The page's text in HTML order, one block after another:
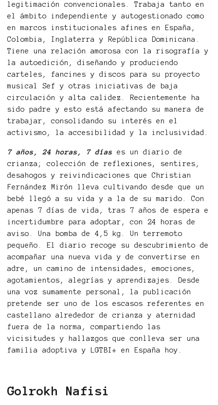
legitimación convencionales. Trabaja tanto en
el ámbito independiente y autogestionado como
en marcos institucionales afines en España,
Colombia, Inglaterra y República Dominicana.
Tiene una relación amorosa con la risografía y
la autoedición, diseñando y produciendo
carteles, fancines y discos para su proyecto
musical Sef y otras iniciativas de baja
circulación y alta calidez. Recientemente ha
sido padre y esto está afectando su manera de
trabajar, consolidando su interés en el
activismo, la accesibilidad y la inclusividad.
7 años, 24 horas, 7 días es un diario de
crianza; colección de reflexiones, sentires,
desahogos y reivindicaciones que Christian
Fernández Mirón lleva cultivando desde que un
bebé llegó a su vida y a la de su marido. Con
apenas 7 días de vida, tras 7 años de espera e
incertidumbre para adoptar, con 24 horas de
aviso. Una bomba de 4,5 kg. Un terremoto
pequeño. El diario recoge su descubrimiento de
acompañar una nueva vida y de convertirse en
adre, un camino de intensidades, emociones,
agotamientos, alegrías y aprendizajes. Desde
una voz sumamente personal, la publicación
pretende ser uno de los escasos referentes en
castellano alrededor de crianza y aternidad
fuera de la norma, compartiendo las
vicisitudes y hallazgos que conlleva ser una
familia adoptiva y LGTBI+ en España hoy.
Golrokh Nafisi